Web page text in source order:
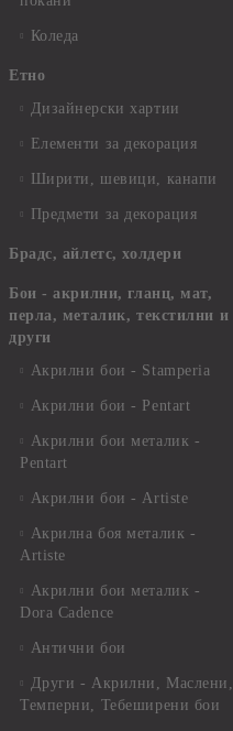
Коледа
Етно
Дизайнерски хартии
Елементи за декорация
Ширити, шевици, канапи
Предмети за декорация
Брадс, айлетс, холдери
Бои - акрилни, гланц, мат,
перла, металик, текстилни и
други
Акрилни бои - Stamperia
Акрилни бои - Pentart
Акрилни бои металик -
Pentart
Акрилни бои - Artiste
Акрилна боя металик -
Artiste
Акрилни бои металик -
Dora Cadence
Антични бои
Други - Акрилни, Маслени,
Темперни, Тебеширени бои